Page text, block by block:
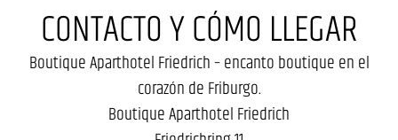
CONTACTO Y CÓMO LLEGAR
Boutique Aparthotel Friedrich – encanto boutique en el
corazón de Friburgo.
Boutique Aparthotel Friedrich